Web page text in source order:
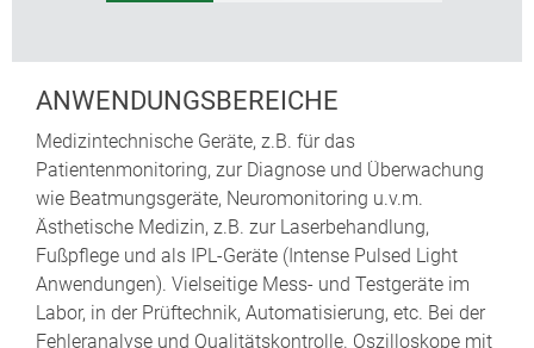
Öffnung für die „Abdeckung Griffmulde“ und/oder
von vorne.
inklusive
Schutzart IP 40
DESIGNER-STATEMENT
„COMMUNITEC ist das Tischgehäuse, das die
Anforderungen digitaler und analoger Technik
miteinander in Einklang bringt. Im Zentrum steht eine
ANWENDUNGSBEREICHE
Medizintechnische Geräte, z.B. für das
Patientenmonitoring, zur Diagnose und Überwachung
wie Beatmungsgeräte, Neuromonitoring u.v.m.
Ästhetische Medizin, z.B. zur Laserbehandlung,
Fußpflege und als IPL-Geräte (Intense Pulsed Light
Anwendungen). Vielseitige Mess- und Testgeräte im
Labor, in der Prüftechnik, Automatisierung, etc. Bei der
Fehleranalyse und Qualitätskontrolle. Oszilloskope mit